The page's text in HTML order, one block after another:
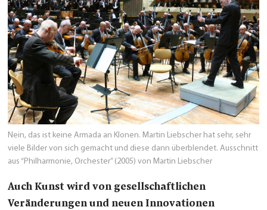
Nein, das ist keine Armada an Klonen. Martin Liebscher hat sehr, sehr
viele Bilder von sich gemacht und diese dann überblendet. Ausschnitt
aus “Philharmonie, Orchester” (2005) von Martin Liebscher
Auch Kunst wird von gesellschaftlichen
Veränderungen und neuen Innovationen